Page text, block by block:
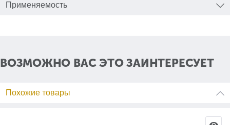
Применяемость
ВОЗМОЖНО ВАС ЭТО ЗАИНТЕРЕСУЕТ
Похожие товары